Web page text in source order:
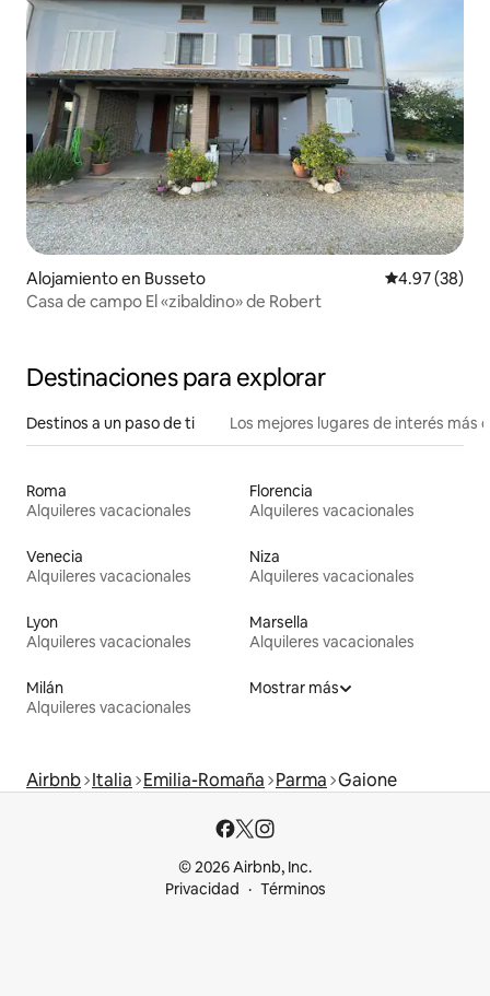
Alojamiento en Busseto Calificación
4.97 (38)
Casa de campo El «zibaldino» de Robert
Destinaciones para explorar
Destinos a un paso de ti Los mejores lugares de interés más
Roma
Alquileres vacacionales
Florencia
Alquileres vacacionales
Venecia
Alquileres vacacionales
Niza
Alquileres vacacionales
Lyon
Alquileres vacacionales
Marsella
Alquileres vacacionales
Milán
Alquileres vacacionales
Mostrar más
Airbnb Italia Emilia-Romaña Parma Gaione
© 2026 Airbnb, Inc.
Privacidad
Términos